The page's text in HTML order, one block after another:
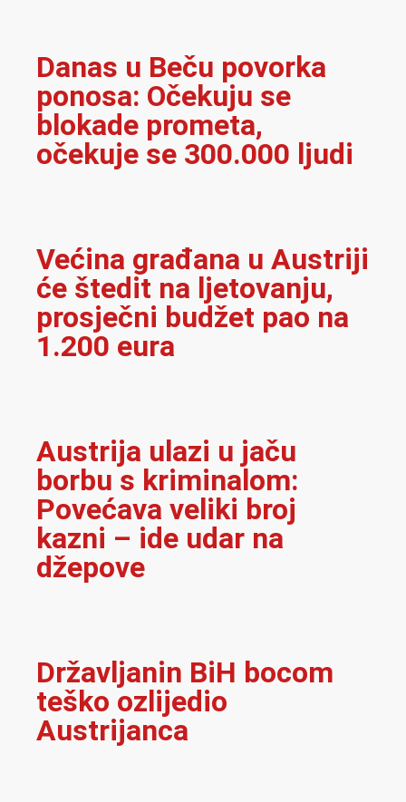
Danas u Beču povorka
ponosa: Očekuju se
blokade prometa,
očekuje se 300.000 ljudi
Većina građana u Austriji
će štedit na ljetovanju,
prosječni budžet pao na
1.200 eura
Austrija ulazi u jaču
borbu s kriminalom:
Povećava veliki broj
kazni – ide udar na
džepove
Državljanin BiH bocom
teško ozlijedio
Austrijanca